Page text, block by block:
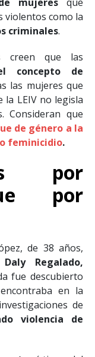
mujeres que
violentos como la
criminales.
creen que las
concepto de
las mujeres que
la LEIV no legisla
Consideran que
de género a la
feminicidio.
por
por
de 38 años,
Regalado,
fue descubierto
en la
de
violencia de